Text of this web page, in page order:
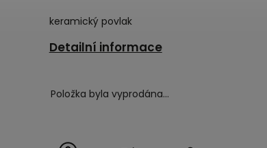
keramický povlak
Detailní informace
Položka byla vyprodána…